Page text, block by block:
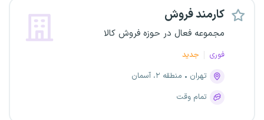
کارمند فروش
مجموعه فعال در حوزه فروش کالا
فوری
جدید
تهران
منطقه ۲، آسمان
تمام وقت